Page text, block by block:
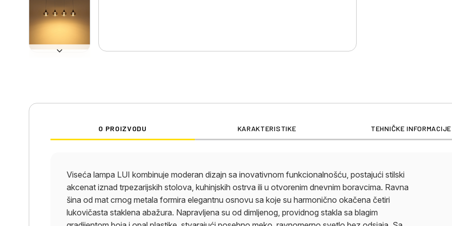
O PROIZVODU KARAKTERISTIKE TEHNIČKE INFORMACIJE
Viseća lampa LUI kombinuje moderan dizajn sa inovativnom funkcionalnošću, postajući stilski
akcenat iznad trpezarijskih stolova, kuhinjskih ostrva ili u otvorenim dnevnim boravcima. Ravna
šina od mat crnog metala formira elegantnu osnovu sa koje su harmonično okačena četiri
lukovičasta staklena abažura. Napravljena su od dimljenog, providnog stakla sa blagim